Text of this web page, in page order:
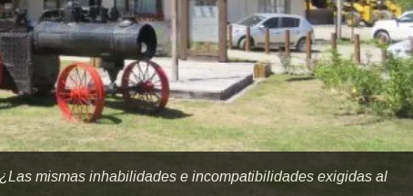
mismas inhabilidades e incompatibilidades exigidas al